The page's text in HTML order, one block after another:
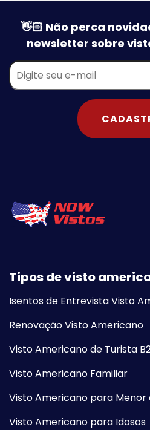
👋🏻 Não perca
newsletter sobre
Tipos de visto
Isentos de Entrevista Visto
Renovação Visto Americano
Visto Americano de Turista
Visto Americano Familiar
Visto Americano para Menor
Visto Americano para Idosos